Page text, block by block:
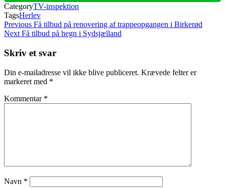
CategoryTV-inspektion
TagsHerlev
Indlægsnavigation
Previous
Post
Previous Få tilbud på renovering af trappeopgangen i Birkerød
Next
Next Få tilbud på hegn i Sydsjælland
Skriv et svar
Din e-mailadresse vil ikke blive publiceret. Krævede felter er
markeret med *
Kommentar *
Navn *